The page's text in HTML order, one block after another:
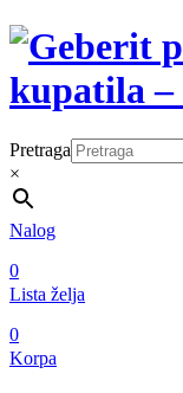
Pretraga
×
Nalog
0
Lista želja
0
Korpa